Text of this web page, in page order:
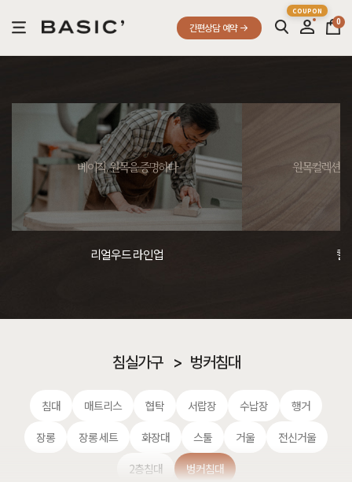
간편상담 예약
0
베이직, 원목을 증명하다
리얼우드 라인업
원목컬렉션,
컬
침실가구 > 벙커침대
침대 매트리스 협탁 서랍장 수납장
행거
장롱
장롱 세트 화장대 스툴 거울
전신거울
2층침대
벙커침대